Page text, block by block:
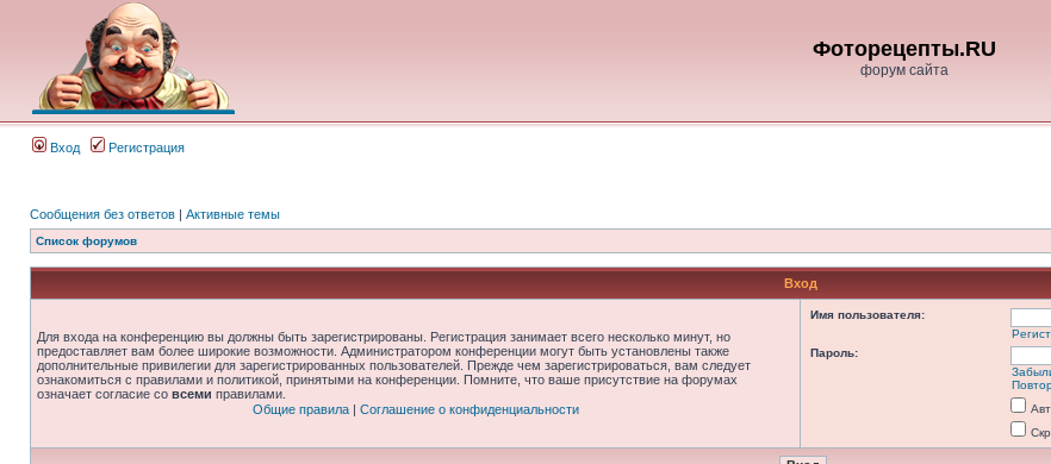
Фоторецепты.RU
форум сайта
Вход Регистрация
Сообщения без ответов | Активные темы
Список форумов
Вход
Для входа на конференцию вы должны быть зарегистрированы. Регистрация занимает всего несколько минут, но
предоставляет вам более широкие возможности. Администратором конференции могут быть установлены также
дополнительные привилегии для зарегистрированных пользователей. Прежде чем зарегистрироваться, вам следует
ознакомиться с правилами и политикой, принятыми на конференции. Помните, что ваше присутствие на форумах
означает согласие со всеми правилами.
Общие правила| Соглашение о конфиденциальности
Имя пользователя:
Пароль: